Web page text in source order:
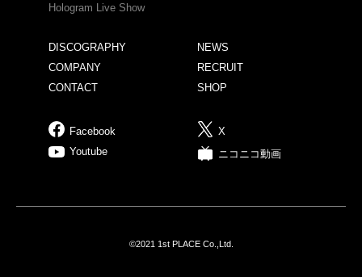
Hologram Live Show
DISCOGRAPHY
NEWS
COMPANY
RECRUIT
CONTACT
SHOP
Facebook
X
Youtube
ニコニコ動画
©2021 1st PLACE Co.,Ltd.